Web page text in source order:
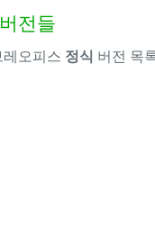
전들
레오피스 정식 버전 목